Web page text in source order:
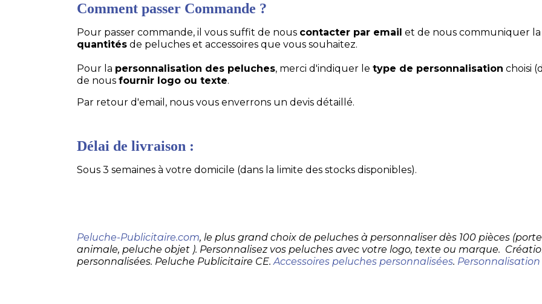
Comment passer Commande ?
Pour passer commande, il vous suffit de nous contacter par email et de nous communiquer
quantités de peluches et accessoires que vous souhaitez.
Pour la personnalisation des peluches, merci d'indiquer le type de personnalisation choisi
de nous fournir logo ou texte.
Par retour d'email, nous vous enverrons un devis détaillé.
Délai de livraison :
Sous 3 semaines à votre domicile (dans la limite des stocks disponibles).
Peluche-Publicitaire.com, le plus grand choix de peluches à personnaliser dès 100 pièces
animale, peluche objet ). Personnalisez vos peluches avec votre logo, texte ou marque.
personnalisées. Peluche Publicitaire CE.Accessoires peluches personnalisées.